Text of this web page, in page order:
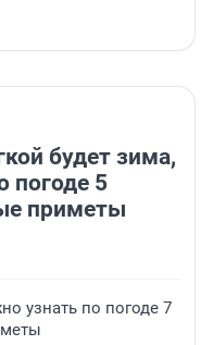
будет зима,
погоде 5
приметы
узнать по погоде 7